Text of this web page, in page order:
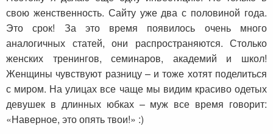
свою женственность. Сайту уже два с половиной года.
Это срок! За это время появилось очень много
аналогичных статей, они распространяются. Столько
женских тренингов, семинаров, академий и школ!
Женщины чувствуют разницу – и тоже хотят поделиться
с миром. На улицах все чаще мы видим красиво одетых
девушек в длинных юбках – муж все время говорит:
«Наверное, это опять твои!» :)